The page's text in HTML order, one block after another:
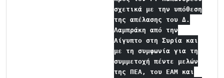
σχετικά με την υπόθεση
της απέλασης του Δ.
Λαμπράκη από την
Αίγυπτο στη Συρία και
με τη συμφωνία για τη
συμμετοχή πέντε μελών
της ΠΕΑ, του ΕΑΜ και